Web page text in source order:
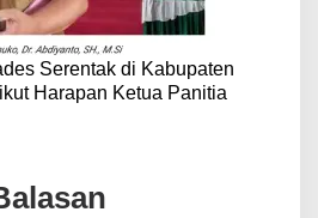
Serentak di Kabupaten
Harapan Ketua Panitia